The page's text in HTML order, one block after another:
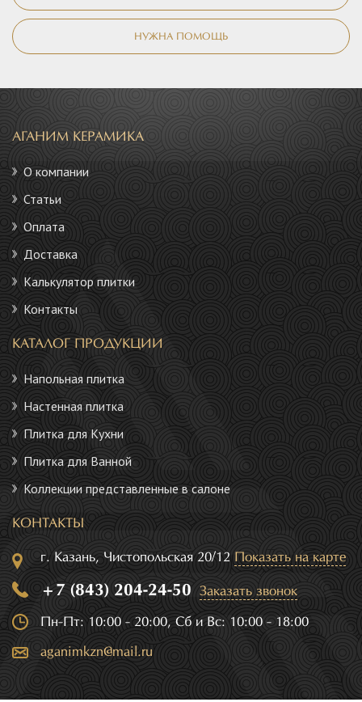
НУЖНА ПОМОЩЬ
АГАНИМ КЕРАМИКА
О компании
Статьи
Оплата
Доставка
Калькулятор плитки
Контакты
КАТАЛОГ ПРОДУКЦИИ
Напольная плитка
Настенная плитка
Плитка для Кухни
Плитка для Ванной
Коллекции представленные в салоне
КОНТАКТЫ
г. Казань, Чистопольская 20/12 Показать на карте
+7 (843) 204-24-50 Заказать звонок
Пн-Пт: 10:00 - 20:00, Сб и Вс: 10:00 - 18:00
aganimkzn@mail.ru